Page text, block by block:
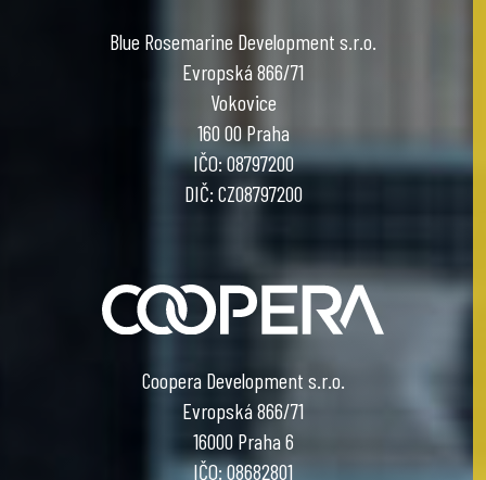
Blue Rosemarine Development s.r.o.
Evropská 866/71
Vokovice
160 00 Praha
IČO: 08797200
DIČ: CZ08797200
Coopera Development s.r.o.
Evropská 866/71
16000 Praha 6
IČO: 08682801